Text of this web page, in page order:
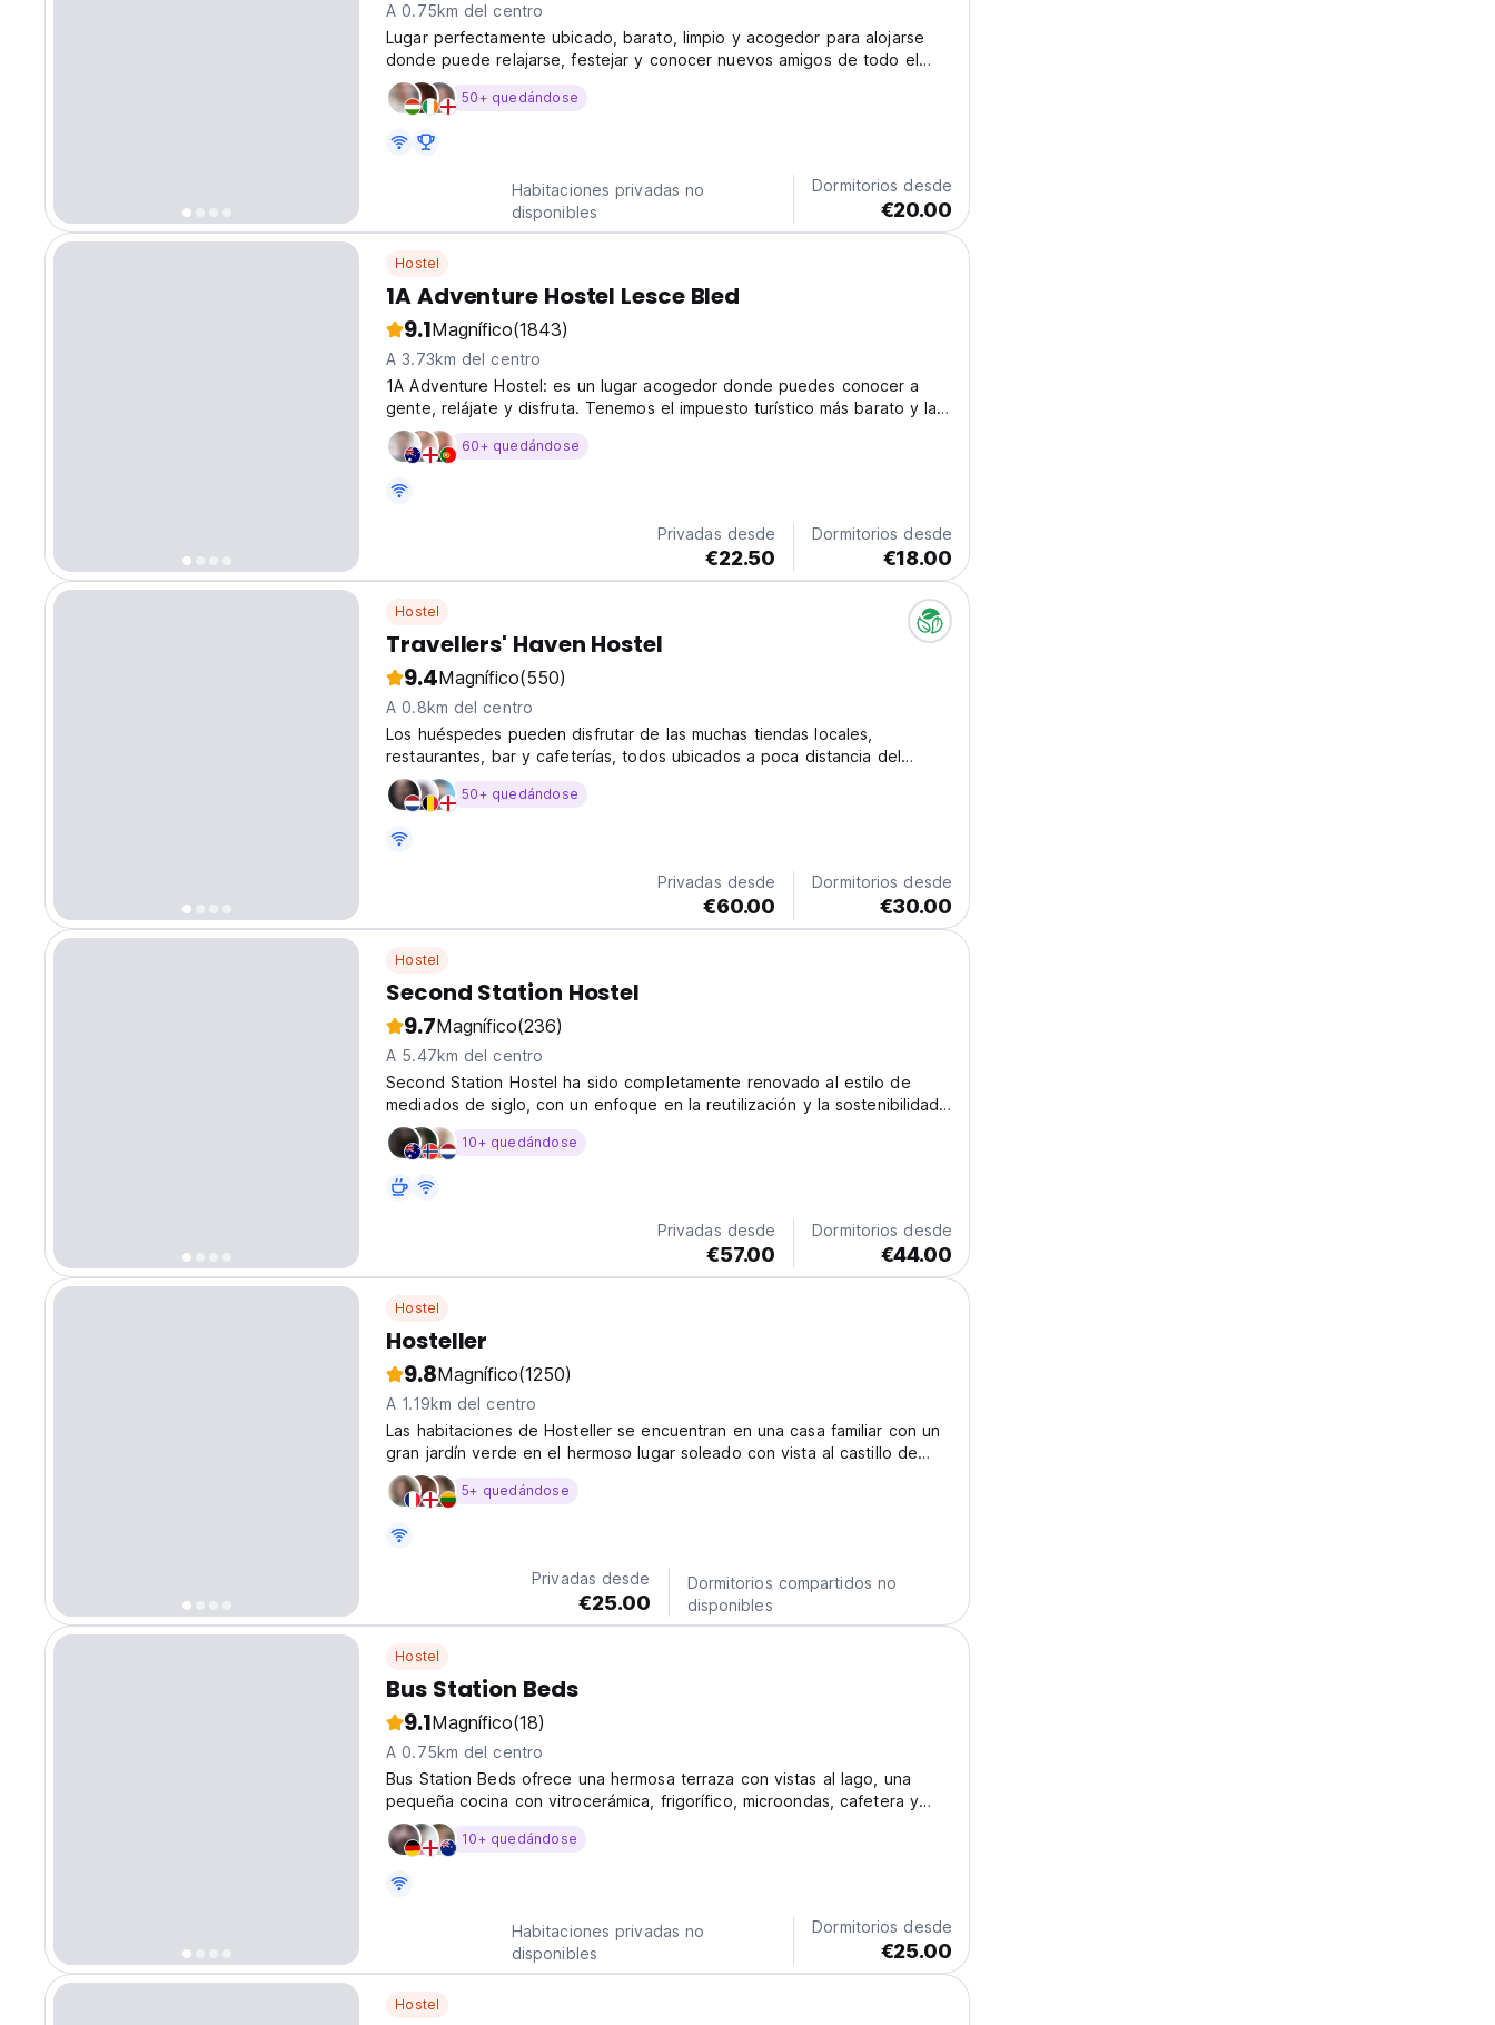
A 0.75km del centro
Lugar perfectamente ubicado, barato, limpio y acogedor para alojarse
donde puede relajarse, festejar y conocer nuevos amigos de todo el
mundo.
50+ quedándose
Habitaciones privadas no
disponibles
Dormitorios desde
€20.00
Hostel
1A Adventure Hostel Lesce Bled
9.1Magnífico(1843)
A 3.73km del centro
1A Adventure Hostel: es un lugar acogedor donde puedes conocer a
gente, relájate y disfruta. Tenemos el impuesto turístico más barato y la
lista completa de actividades de aventura para reservar con nosotros!
60+ quedándose
Privadas desde
€22.50
Dormitorios desde
€18.00
Hostel
Travellers' Haven Hostel
9.4Magnífico(550)
A 0.8km del centro
Los huéspedes pueden disfrutar de las muchas tiendas locales,
restaurantes, bar y cafeterías, todos ubicados a poca distancia del
albergue.
50+ quedándose
Privadas desde
€60.00
Dormitorios desde
€30.00
Hostel
Second Station Hostel
9.7Magnífico(236)
A 5.47km del centro
Second Station Hostel ha sido completamente renovado al estilo de
mediados de siglo, con un enfoque en la reutilización y la sostenibilidad
implementados en estrecha conexión con la comunidad local.
10+ quedándose
Privadas desde
€57.00
Dormitorios desde
€44.00
Hostel
Hosteller
9.8Magnífico(1250)
A 1.19km del centro
Las habitaciones de Hosteller se encuentran en una casa familiar con un
gran jardín verde en el hermoso lugar soleado con vista al castillo de
Bled.
5+ quedándose
Privadas desde
€25.00
Dormitorios compartidos no
disponibles
Hostel
Bus Station Beds
9.1Magnífico(18)
A 0.75km del centro
Bus Station Beds ofrece una hermosa terraza con vistas al lago, una
pequeña cocina con vitrocerámica, frigorífico, microondas, cafetera y
todo el equipamiento necesario para una buena comida y un comedor
donde sentarse, comer y socializar.
10+ quedándose
Habitaciones privadas no
disponibles
Dormitorios desde
€25.00
Hostel